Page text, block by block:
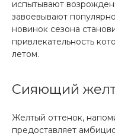
испытывают
завоевывают
новинок сезона
привлекательность
летом.
Сияющий
Желтый оттенок,
предоставляет